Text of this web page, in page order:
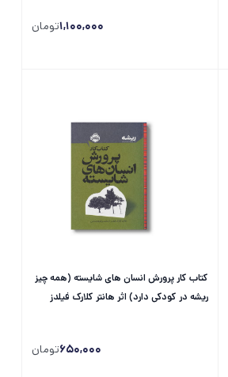
1,100,000تومان
کتاب کار پرورش انسان های شایسته (همه چیز
ریشه در کودکی دارد) اثر هانتر کلارک فیلدز
650,000تومان